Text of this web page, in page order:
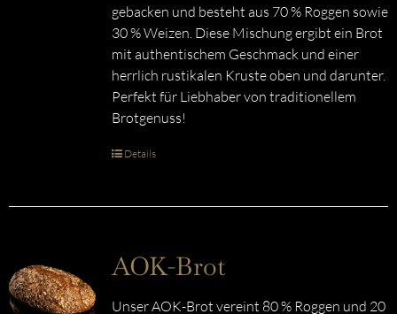
gebacken und besteht aus 70 % Roggen sowie
30 % Weizen. Diese Mischung ergibt ein Brot
mit authentischem Geschmack und einer
herrlich rustikalen Kruste oben und darunter.
Perfekt für Liebhaber von traditionellem
Brotgenuss!
Details
AOK-Brot
Unser AOK-Brot vereint 80 % Roggen und 20